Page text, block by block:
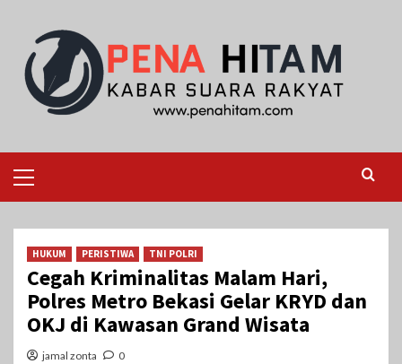
content
Menu
HUKUM PERISTIWA TNI POLRI
Cegah Kriminalitas Malam Hari,
Polres Metro Bekasi Gelar KRYD dan
OKJ di Kawasan Grand Wisata
jamal zonta 0